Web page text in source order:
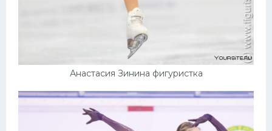
Анастасия Зинина фигуристка